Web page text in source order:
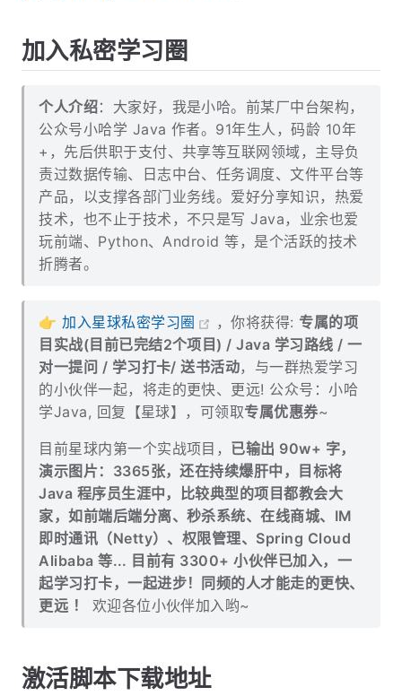
加入私密学习圈
个人介绍：大家好，我是小哈。前某厂中台架构，
公众号小哈学 Java 作者。91年生人，码龄 10年
+，先后供职于支付、共享等互联网领域，主导负
责过数据传输、日志中台、任务调度、文件平台等
产品，以支撑各部门业务线。爱好分享知识，热爱
技术，也不止于技术，不只是写 Java，业余也爱
玩前端、Python、Android 等，是个活跃的技术
折腾者。
👉加入星球私密学习圈 ，你将获得: 专属的项
目实战(目前已完结2个项目) / Java 学习路线 / 一
对一提问 / 学习打卡/ 送书活动，与一群热爱学习
的小伙伴一起，将走的更快、更远! 公众号：小哈
学Java, 回复【星球】，可领取专属优惠券~
目前星球内第一个实战项目， 已输出 90w+ 字，
演示图片：3365张，还在持续爆肝中，目标将
Java 程序员生涯中，比较典型的项目都教会大
家，如前端后端分离、秒杀系统、在线商城、IM
即时通讯（Netty）、权限管理、Spring Cloud
Alibaba 等... 目前有 3300+ 小伙伴已加入，一
起学习打卡，一起进步！同频的人才能走的更快、
更远 ！
欢迎各位小伙伴加入哟~
激活脚本下载地址